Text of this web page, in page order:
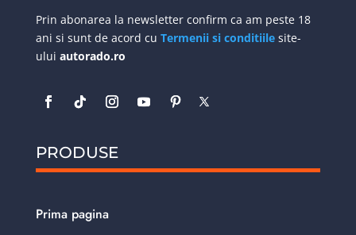
Prin abonarea la newsletter confirm ca am peste 18
ani si sunt de acord cu Termenii si conditiilesite-
ului autorado.ro
PRODUSE
Prima pagina